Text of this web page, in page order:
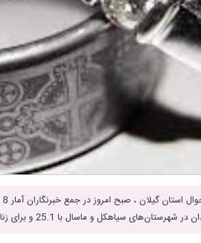
و ماسال با 25.1 و برای زنان در آستارا با 21.7 بوده است.